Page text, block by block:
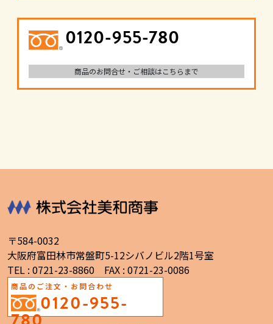
0120-955-780
商品のお問合せ・ご相談はこちらまで
〒584-0032
大阪府富田林市常盤町5-12シバノビル2階1号室
TEL : 0721-23-8860 FAX : 0721-23-0086
商品のご注文・お問合わせ
0120-955-